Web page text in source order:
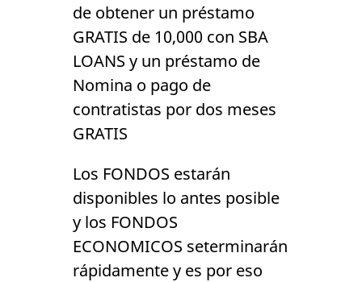
de obtener un préstamo
GRATIS de 10,000 con SBA
LOANS y un préstamo de
Nomina o pago de
contratistas por dos meses
GRATIS
Los FONDOS estarán
disponibles lo antes posible
y los FONDOS
ECONOMICOS seterminarán
rápidamente y es por eso